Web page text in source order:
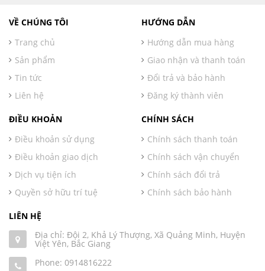
VỀ CHÚNG TÔI
Trang chủ
Sản phẩm
Tin tức
Liên hệ
HƯỚNG DẪN
Hướng dẫn mua hàng
Giao nhận và thanh toán
Đổi trả và bảo hành
Đăng ký thành viên
ĐIỀU KHOẢN
Điều khoản sử dụng
Điều khoản giao dịch
Dịch vụ tiện ích
Quyền sở hữu trí tuệ
CHÍNH SÁCH
Chính sách thanh toán
Chính sách vận chuyển
Chính sách đổi trả
Chính sách bảo hành
LIÊN HỆ
Địa chỉ: Đội 2, Khả Lý Thượng, Xã Quảng Minh, Huyện
Việt Yên, Bắc Giang
Phone: 0914816222